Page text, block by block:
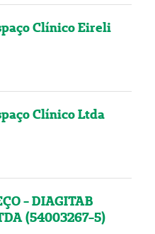
Clínico Eireli
Clínico Ltda
- DIAGITAB
(54003267-5)